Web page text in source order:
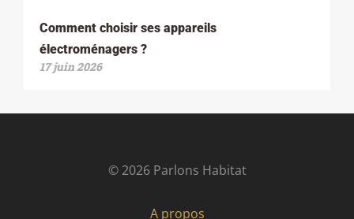
Comment choisir ses appareils
électroménagers ?
17 juin 2026
© 2026 Parlons Habitat
A propos